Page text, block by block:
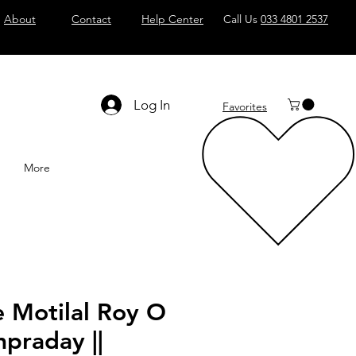
About Contact Help Center Call Us 033 4801 2537
Log In Favorites
More
Motilal Roy O
||